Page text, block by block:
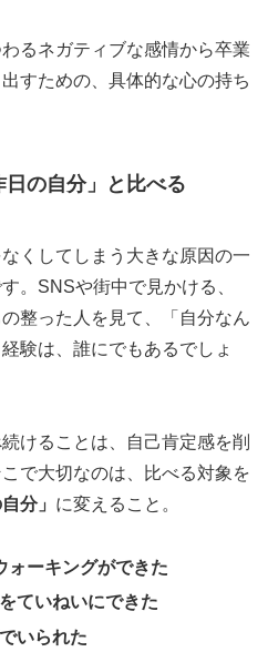
るネガティブな感情から卒業
すための、具体的な心の持ち
日の自分」と比べる
くしてしまう大きな原因の一
。SNSや街中で見かける、
整った人を見て、「自分なん
験は、誰にでもあるでしょ
けることは、自己肯定感を削
で大切なのは、比べる対象を
分」 に変えること。
ォーキングができた
ていねいにできた
いられた